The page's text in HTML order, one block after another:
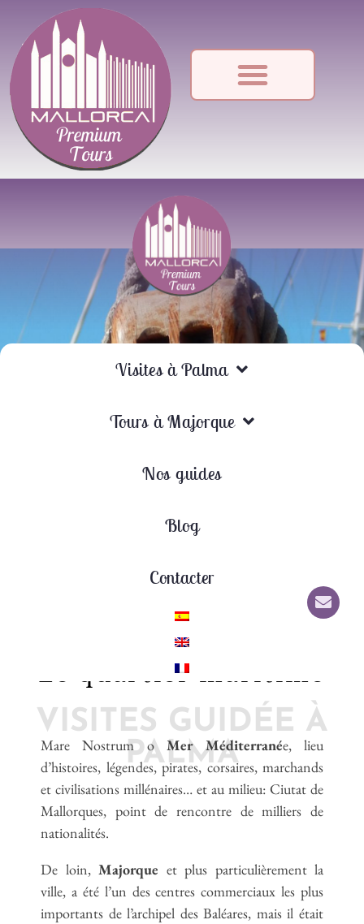
Visites à Palma
Tours à Majorque
Nos guides
Blog
Contacter
Le quartier maritime
byMallorca Premium Tours
Le quartier maritime
VISITES GUIDÉE À
PALMA
Mare Nostrum o Mer Méditerranée, lieu
d’histoires, légendes, pirates, corsaires, marchands
et civilisations millénaires… et au milieu: Ciutat de
Mallorques, point de rencontre de milliers de
nationalités.
De loin, Majorque et plus particulièrement la
ville, a été l’un des centres commerciaux les plus
importants de l’archipel des Baléares, mais il était